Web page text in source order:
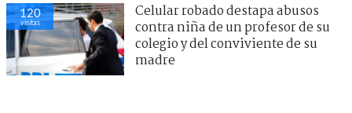
120
visitas
Celular robado destapa abusos
contra niña de un profesor de su
colegio y del conviviente de su
madre